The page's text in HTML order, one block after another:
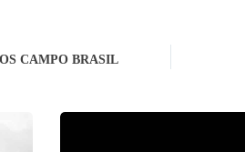
CAMPO BRASIL